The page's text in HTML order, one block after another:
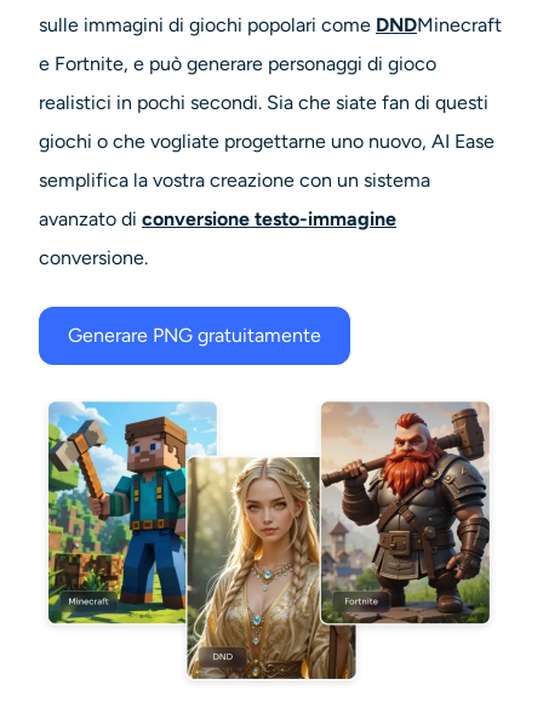
sulle immagini di giochi popolari come DNDMinecraft
e Fortnite, e può generare personaggi di gioco
realistici in pochi secondi. Sia che siate fan di questi
giochi o che vogliate progettarne uno nuovo, AI Ease
semplifica la vostra creazione con un sistema
avanzato di conversione testo-immagine
conversione.
Generare PNG gratuitamente